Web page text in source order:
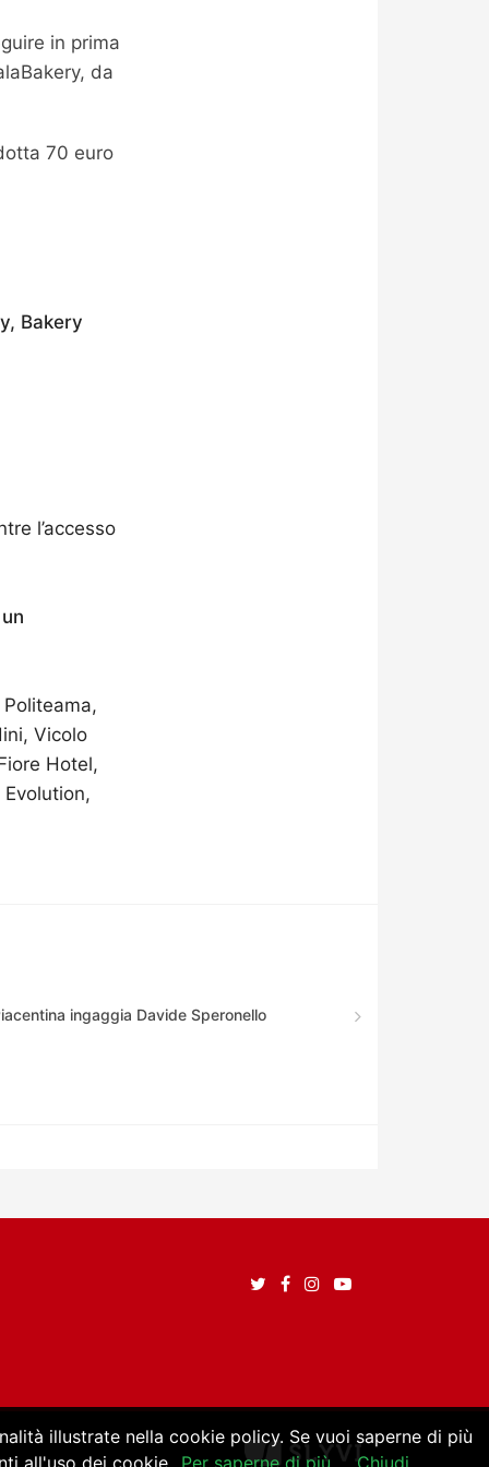
in prima
da
70 euro
Bakery
l’accesso
Vicolo
Hotel,
ingaggia Davide Speronello
illustrate nella cookie policy. Se vuoi saperne di più
all'uso dei cookie.
Per saperne di più Chiudi